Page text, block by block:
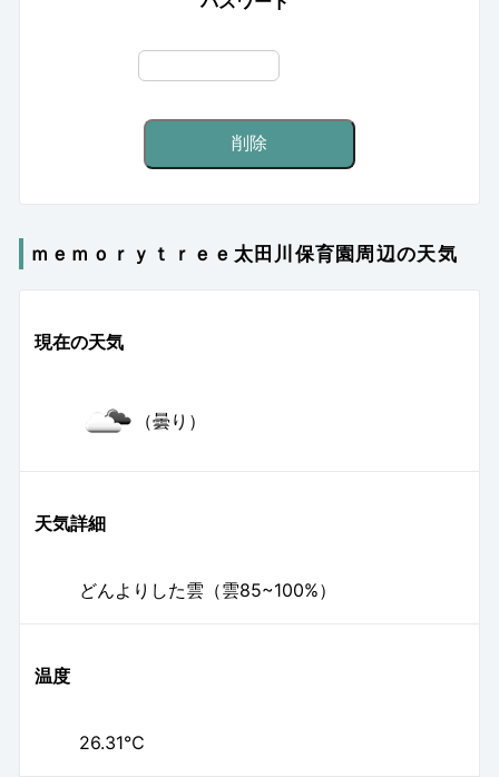
ｍｅｍｏｒｙｔｒｅｅ太田川保育園周辺の天気
現在の天気
（曇り）
天気詳細
どんよりした雲（雲85~100%）
温度
26.31℃